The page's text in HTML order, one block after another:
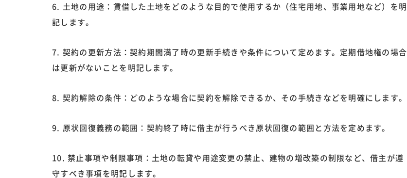
6. 土地の用途：賃借した土地をどのような目的で使用するか（住宅用地、事業用地など）を明
記します。
7. 契約の更新方法：契約期間満了時の更新手続きや条件について定めます。定期借地権の場合
は更新がないことを明記します。
8. 契約解除の条件：どのような場合に契約を解除できるか、その手続きなどを明確にします。
9. 原状回復義務の範囲：契約終了時に借主が行うべき原状回復の範囲と方法を定めます。
10. 禁止事項や制限事項：土地の転貸や用途変更の禁止、建物の増改築の制限など、借主が遵
守すべき事項を明記します。